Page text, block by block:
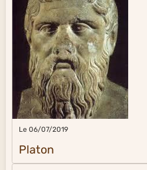
Le 06/07/2019
Platon